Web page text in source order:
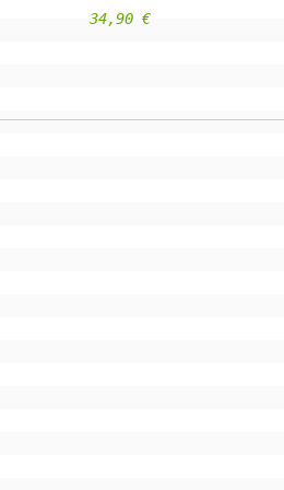
					34,90 €